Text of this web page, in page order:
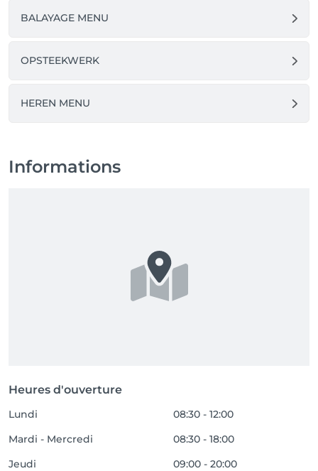
BALAYAGE MENU
OPSTEEKWERK
HEREN MENU
Informations
Heures d'ouverture
Lundi
08:30 - 12:00
Mardi - Mercredi
08:30 - 18:00
Jeudi
09:00 - 20:00